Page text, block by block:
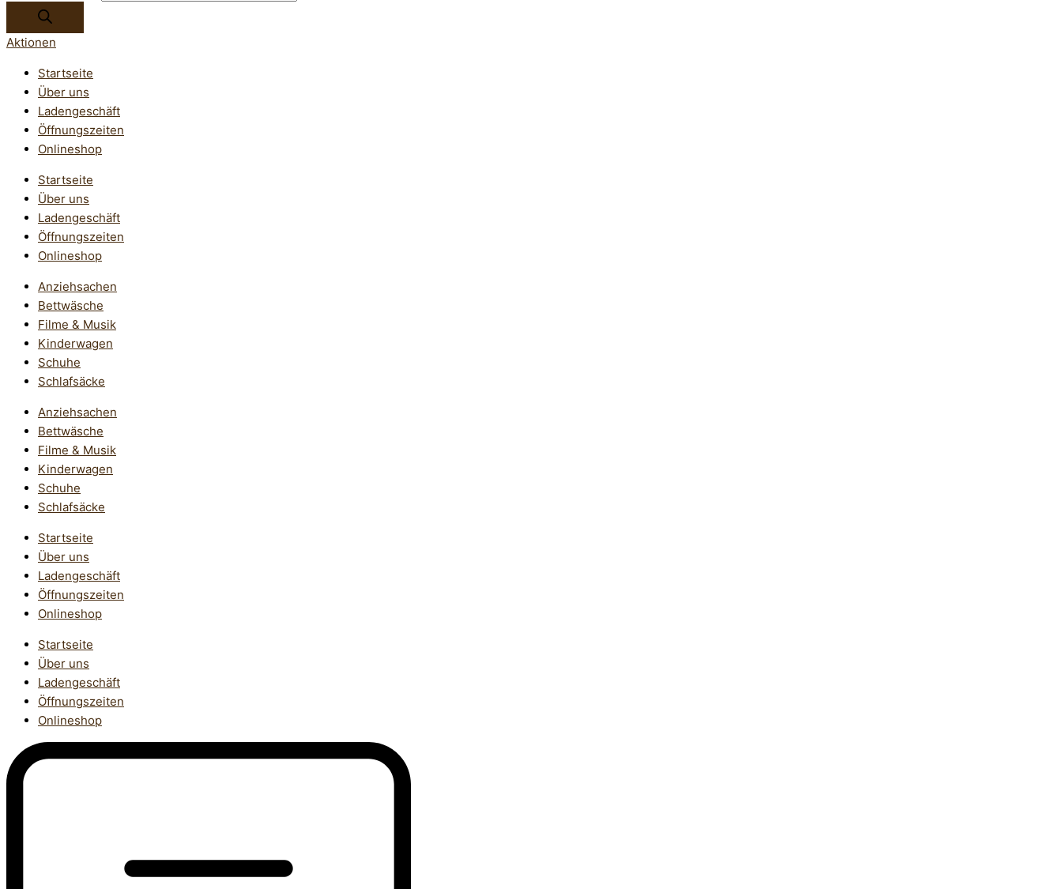
Aktionen
Startseite
Über uns
Ladengeschäft
Öffnungszeiten
Onlineshop
Startseite
Über uns
Ladengeschäft
Öffnungszeiten
Onlineshop
Anziehsachen
Bettwäsche
Filme & Musik
Kinderwagen
Schuhe
Schlafsäcke
Anziehsachen
Bettwäsche
Filme & Musik
Kinderwagen
Schuhe
Schlafsäcke
Startseite
Über uns
Ladengeschäft
Öffnungszeiten
Onlineshop
Startseite
Über uns
Ladengeschäft
Öffnungszeiten
Onlineshop